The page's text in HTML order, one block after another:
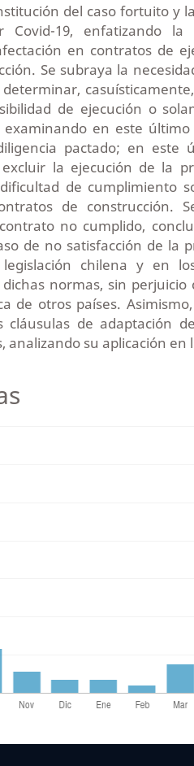
del caso fortuito y
Covid-19, enfatizando
en contratos de
Se subraya la
determinar,
de ejecución o
examinando en este
pactado; en este
la ejecución de la
de cumplimiento
de construcción.
no cumplido,
de no satisfacción de la
chilena y en
normas, sin
de otros países.
cláusulas de adaptación
analizando su aplicación